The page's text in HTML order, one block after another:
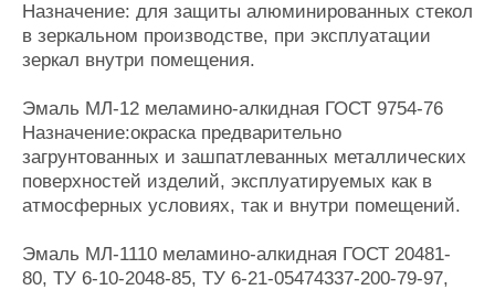
Назначение: для защиты алюминированных стекол
в зеркальном производстве, при эксплуатации
зеркал внутри помещения.
Эмаль МЛ-12 меламино-алкидная ГОСТ 9754-76
Назначение:окраска предварительно
загрунтованных и зашпатлеванных металлических
поверхностей изделий, эксплуатируемых как в
атмосферных условиях, так и внутри помещений.
Эмаль МЛ-1110 меламино-алкидная ГОСТ 20481-
80, ТУ 6-10-2048-85, ТУ 6-21-05474337-200-79-97,